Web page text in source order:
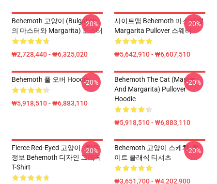
Behemoth 고양이 (Bulgakov
의 마스터와 Margarita) 포스터
₩2,728,440 - ₩6,325,020
-20%
사이트맵 Behemoth 마스터 및
Margarita Pullover 스웨터
₩5,642,910 - ₩6,607,510
-20%
Behemoth 풀 오버 Hoodie
₩5,918,510 - ₩6,883,110
-20%
Behemoth The Cat (Master
And Margarita) Pullover
Hoodie
₩5,918,510 - ₩6,883,110
-20%
Fierce Red-Eyed 고양이 - 채용
정보 Behemoth 디자인 그래픽
T-Shirt
-20%
Behemoth 고양이 스케치. 화
이트 클래식 티셔츠
₩3,651,700 - ₩4,202,900
-20%